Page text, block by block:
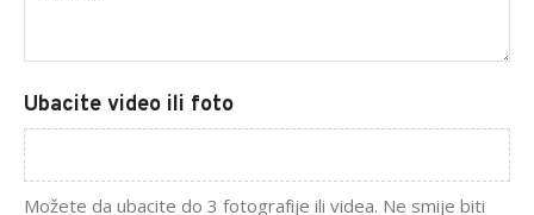
Ubacite video ili foto
Možete da ubacite do 3 fotografije ili videa. Ne smije biti